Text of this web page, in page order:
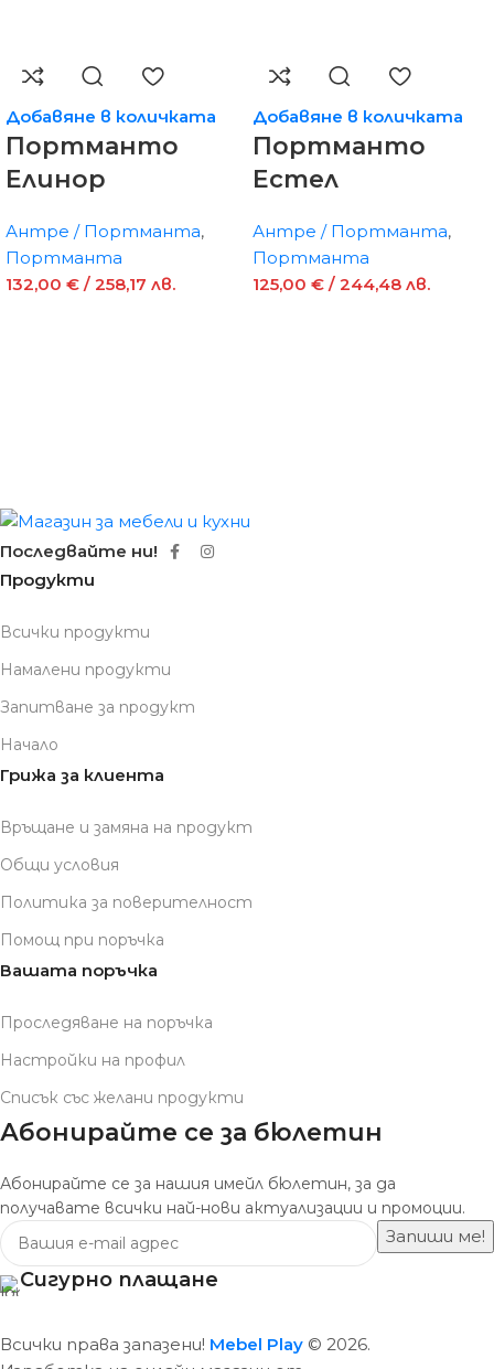
Добавяне в количката
Портманто
Елинор
Антре / Портманта,
Портманта
132,00 € / 258,17 лв.
Добавяне в количката
Портманто
Естел
Антре / Портманта,
Портманта
125,00 € / 244,48 лв.
Последвайте ни!
Продукти
Всички продукти
Намалени продукти
Запитване за продукт
Начало
Грижа за клиента
Връщане и замяна на продукт
Общи условия
Политика за поверителност
Помощ при поръчка
Вашата поръчка
Проследяване на поръчка
Настройки на профил
Списък със желани продукти
Абонирайте се за бюлетин
Абонирайте се за нашия имейл бюлетин, за да
получавате всички най-нови актуализации и промоции.
Сигурно плащане
Всички права запазени! Mebel Play © 2026.